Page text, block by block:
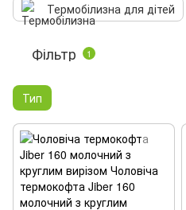
Термобілизна для дітей
Фільтр 1
Тип